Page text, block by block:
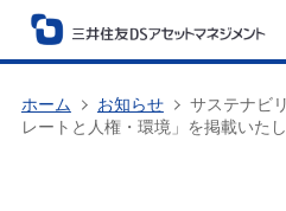
ホーム お知らせ
サステナビ
レートと人権・環境」を掲載いたし